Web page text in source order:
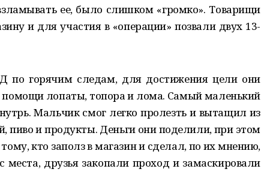
ее, было слишком «громко». Товарищи
и для участия в «операции» позвали двух 13-
по горячим следам, для достижения цели они
помощи лопаты, топора и лома. Самый маленький
Мальчик смог легко пролезть и вытащил из
пиво и продукты. Деньги они поделили, при этом
кто заполз в магазин и сделал, по их мнению,
друзья закопали проход и замаскировали